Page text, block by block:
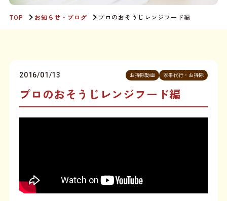
TOP お知らせ・ブログ プロのおそうじレンジフード編
2016/01/13 お掃除動画 家事代行・お掃除
プロのおそうじレンジフード編